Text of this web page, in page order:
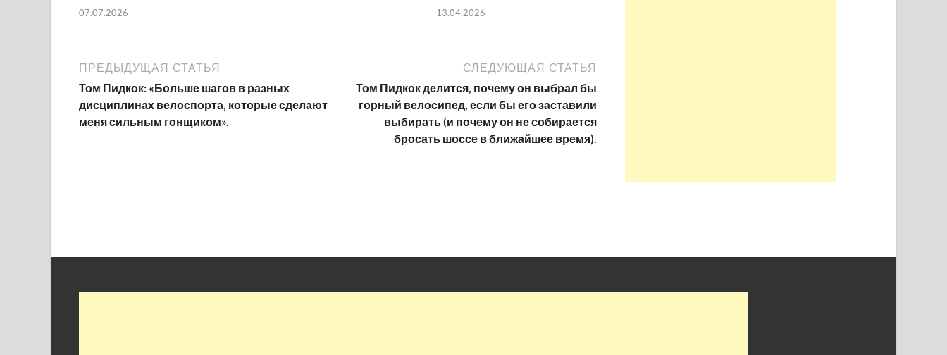
07.07.2026 13.04.2026
ПРЕДЫДУЩАЯ СТАТЬЯ
Том Пидкок: «Больше шагов в разных
дисциплинах велоспорта, которые сделают
меня сильным гонщиком».
СЛЕДУЮЩАЯ СТАТЬЯ
Том Пидкок делится, почему он выбрал бы
горный велосипед, если бы его заставили
выбирать (и почему он не собирается
бросать шоссе в ближайшее время).